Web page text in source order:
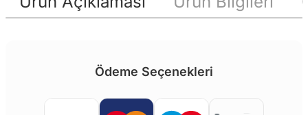
Ödeme Seçenekleri